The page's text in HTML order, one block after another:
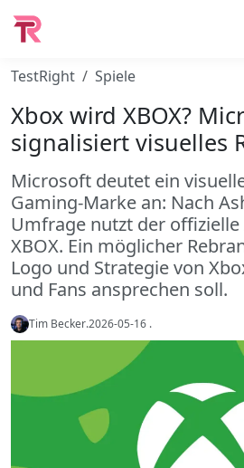
TestRight Spiele
Xbox wird XBOX?
signalisiert visuelles
Microsoft deutet ein
Gaming-Marke an: Nach
Umfrage nutzt der
XBOX. Ein möglicher
Logo und Strategie von
und Fans ansprechen soll.
Tim Becker.2026-05-16 .